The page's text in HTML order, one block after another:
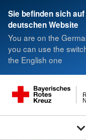
Sie befinden sich
deutschen Website
You are on the
you can use the
the English one